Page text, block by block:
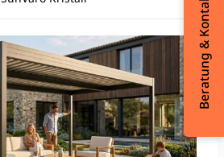
Beratung & Kontakt